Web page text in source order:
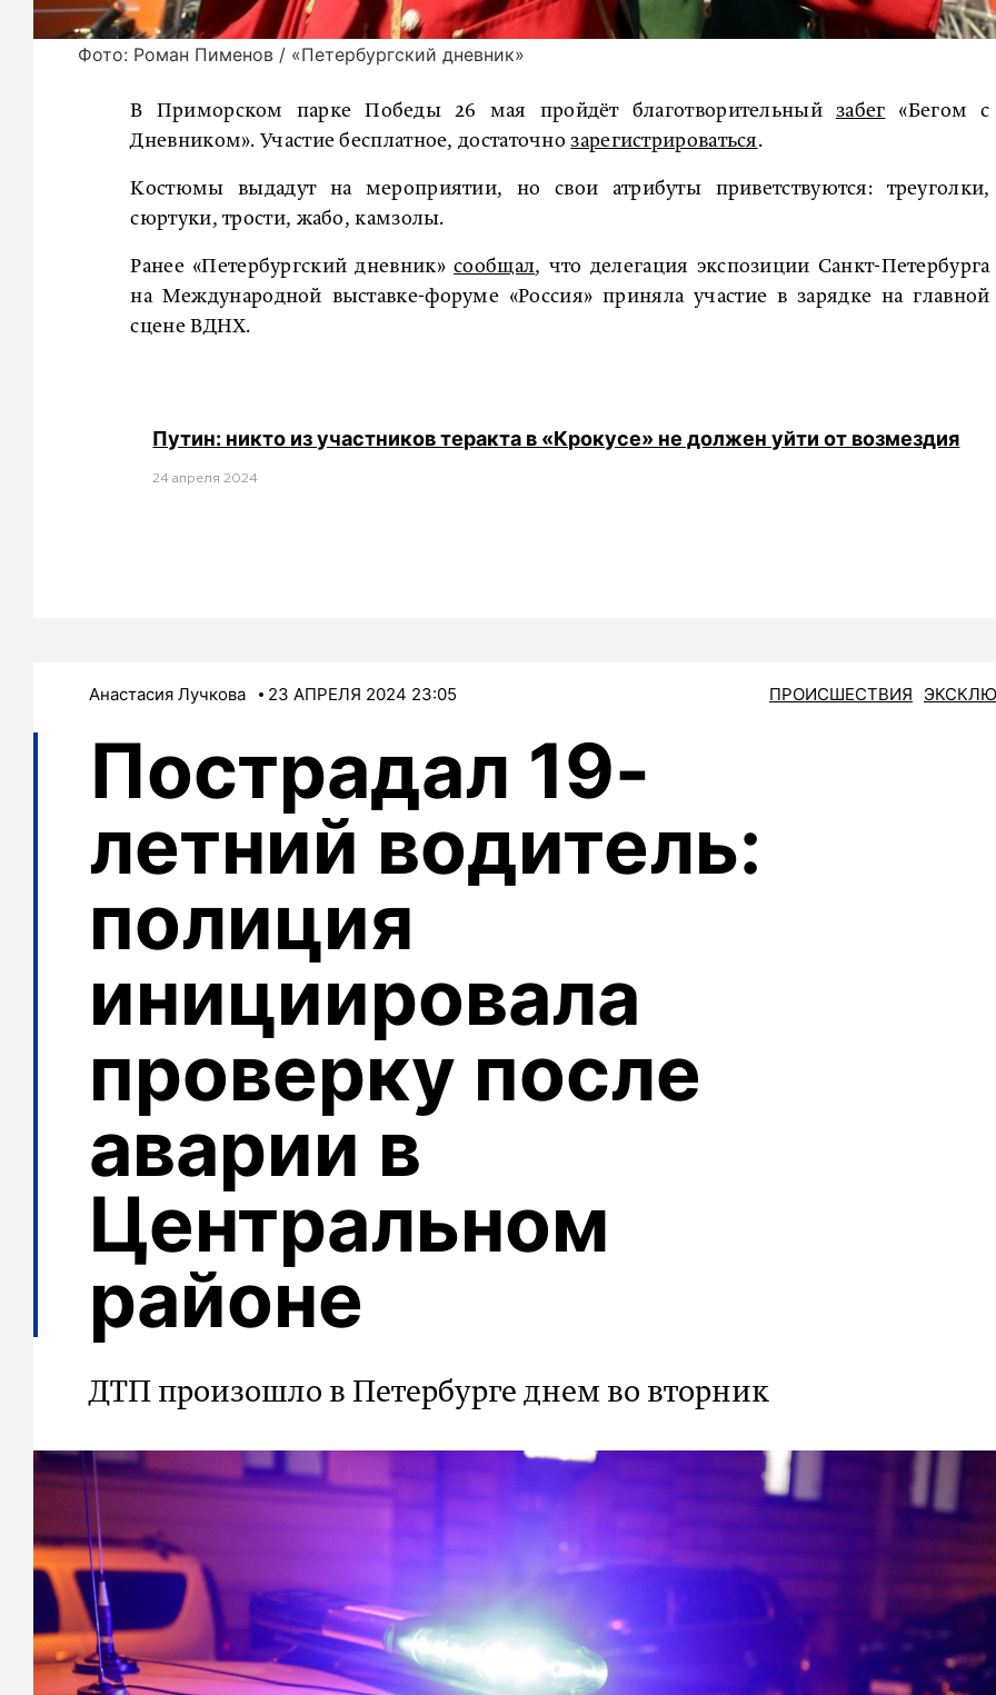
Фото: Роман Пименов / «Петербургский дневник»
В Приморском парке Победы 26 мая пройдёт благотворительный забег «Бегом с
Дневником». Участие бесплатное, достаточнозарегистрироваться.
Костюмы выдадут на мероприятии, но свои атрибуты приветствуются: треуголки,
сюртуки, трости, жабо, камзолы.
Ранее «Петербургский дневник»сообщал, что делегация экспозиции Санкт-Петербурга
на Международной выставке-форуме «Россия» приняла участие в зарядке на главной
сцене ВДНХ.
Путин: никто из участников теракта в «Крокусе» не должен уйти от возмездия
24 апреля 2024
Анастасия Лучкова 23 АПРЕЛЯ 2024 23:05 ПРОИСШЕСТВИЯ
Пострадал 19-
летний водитель:
полиция
инициировала
проверку после
аварии в
Центральном
районе
ДТП произошло в Петербурге днем во вторник